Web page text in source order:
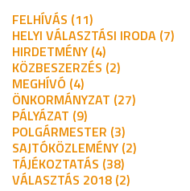
FELHÍVÁS (11)
HELYI VÁLASZTÁSI IRODA (7)
HIRDETMÉNY (4)
KÖZBESZERZÉS (2)
MEGHÍVÓ (4)
ÖNKORMÁNYZAT (27)
PÁLYÁZAT (9)
POLGÁRMESTER (3)
SAJTÓKÖZLEMÉNY (2)
TÁJÉKOZTATÁS (38)
VÁLASZTÁS 2018 (2)